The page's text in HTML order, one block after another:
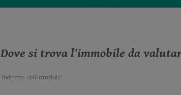
Dove si trova l'immobile da
Indirizzo dell'immobile: